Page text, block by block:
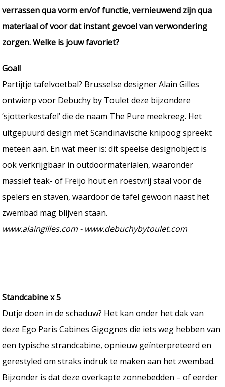
verrassen qua vorm en/of functie, vernieuwend zijn qua
materiaal of voor dat instant gevoel van verwondering
zorgen. Welke is jouw favoriet?
Goal!
Partijtje tafelvoetbal? Brusselse designer Alain Gilles
ontwierp voor Debuchy by Toulet deze bijzondere
‘sjotterkestafel’ die de naam The Pure meekreeg. Het
uitgepuurd design met Scandinavische knipoog spreekt
meteen aan. En wat meer is: dit speelse designobject is
ook verkrijgbaar in outdoormaterialen, waaronder
massief teak- of Freijo hout en roestvrij staal voor de
spelers en staven, waardoor de tafel gewoon naast het
zwembad mag blijven staan.
www.alaingilles.com - www.debuchybytoulet.com
Standcabine x 5
Dutje doen in de schaduw? Het kan onder het dak van
deze Ego Paris Cabines Gigognes die iets weg hebben van
een typische strandcabine, opnieuw geïnterpreteerd en
gerestyled om straks indruk te maken aan het zwembad.
Bijzonder is dat deze overkapte zonnebedden – of eerder